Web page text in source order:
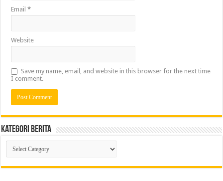
Email*
Website
Save my name, email, and website in this browser for the next time
I comment.
Kategori Berita
Kategori
Berita